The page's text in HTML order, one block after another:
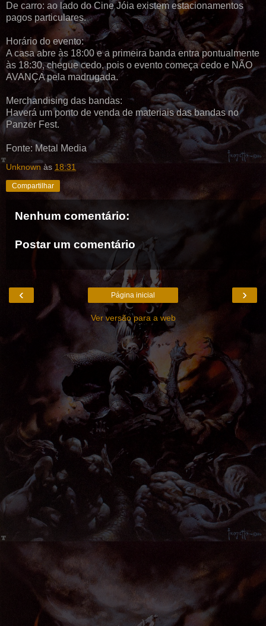
De carro: ao lado do Cine Jóia existem estacionamentos
pagos particulares.
Horário do evento:
A casa abre às 18:00 e a primeira banda entra pontualmente
às 18:30, chegue cedo, pois o evento começa cedo e NÃO
AVANÇA pela madrugada.
Merchandising das bandas:
Haverá um ponto de venda de materiais das bandas no
Panzer Fest.
Fonte: Metal Media
Unknown às 18:31
Compartilhar
Nenhum comentário:
Postar um comentário
‹ ›
Página inicial
Ver versão para a web